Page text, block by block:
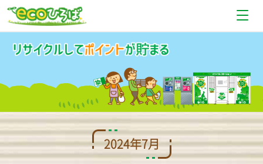
使い方
お問い合わせ
2024年7月